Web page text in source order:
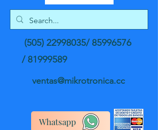
(505) 22998035/85996576
/81999589
ventas@mikrotronica.cc
Whatsapp